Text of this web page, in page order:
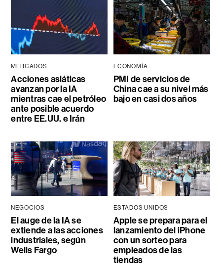
MERCADOS
Acciones asiáticas
avanzan por la IA
mientras cae el petróleo
ante posible acuerdo
entre EE.UU. e Irán
ECONOMÍA
PMI de servicios de
China cae a su nivel más
bajo en casi dos años
NEGOCIOS
El auge de la IA se
extiende a las acciones
industriales, según
Wells Fargo
ESTADOS UNIDOS
Apple se prepara para el
lanzamiento del iPhone
con un sorteo para
empleados de las
tiendas